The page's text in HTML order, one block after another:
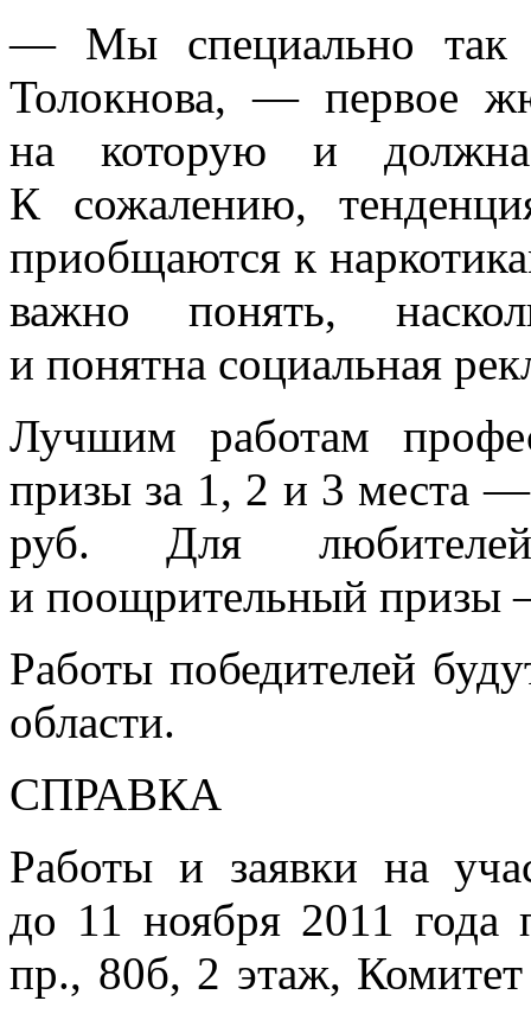
— Мы специально так
Толокнова, — первое
на которую и должна
К сожалению,
приобщаются к
важно понять,
и понятна социальная
Лучшим работам
призы за 1, 2 и 3 места —
руб. Для
и поощрительный призы
Работы победителей
области.
СПРАВКА
Работы и заявки на
до 11 ноября 2011 года
пр., 80б, 2 этаж,